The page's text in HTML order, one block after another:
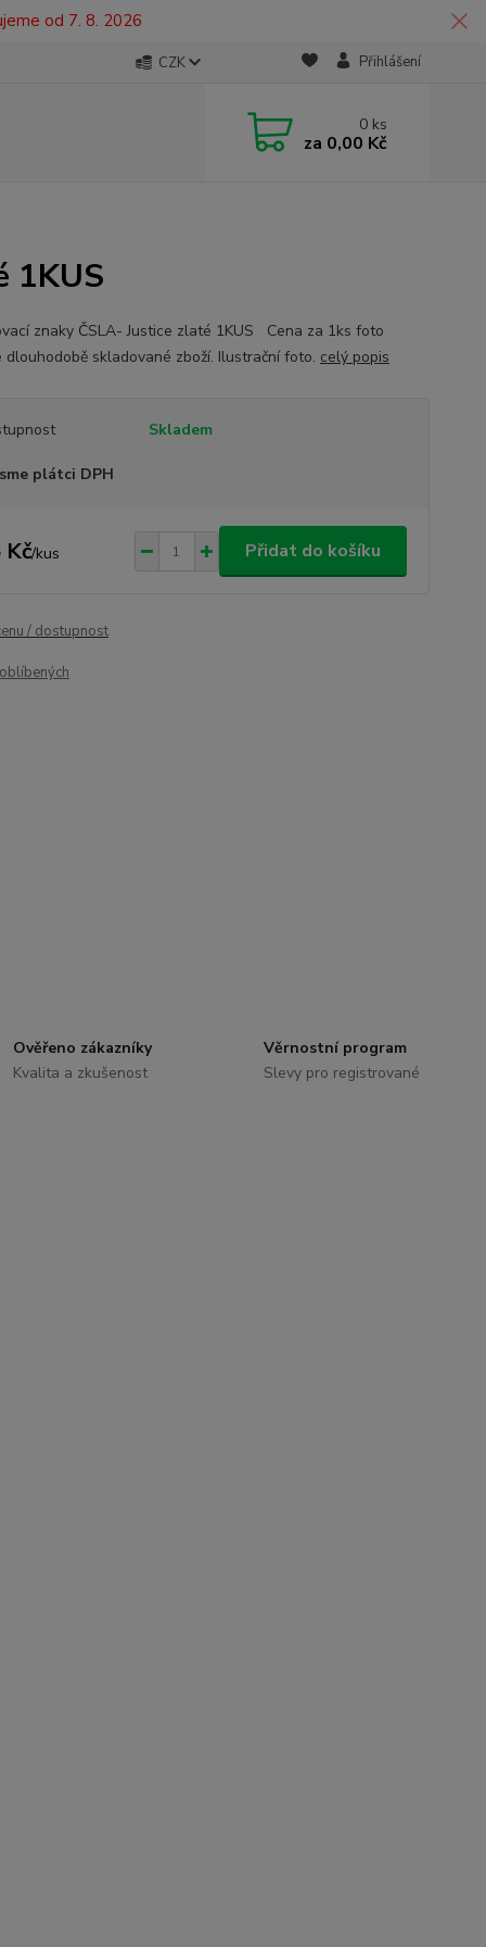
od 7. 8. 2026
CZK Přihlášení
0 ks
za 0,00 Kč
1KUS
znaky ČSLA- Justice zlaté 1KUS Cena za 1ks foto
dlouhodobě skladované zboží. Ilustrační foto. celý popis
Skladem
plátci DPH
Kč/kus Přidat do košíku
/ dostupnost
Ověřeno zákazníky
Kvalita a zkušenost
Věrnostní program
Slevy pro registrované